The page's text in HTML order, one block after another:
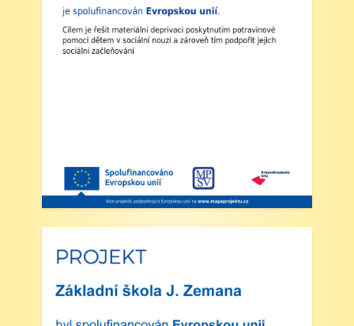
2. Výuka: Od úterý 2. září 2025 bude probíhat
výuka denně od 8:00 do 11:25 hodin.
schválenou přihláškou do ŠD).
5. Projekt „Obědy do škol“: Zákonní zástupci
žáků, kteří budou do projektu zapojeni,
předloží škole platné potvrzení z Úřadu práce o
pobírání dávek hmotné nouze. Tito zákonní
zástupci budou dne 2. září 2025 kontaktováni